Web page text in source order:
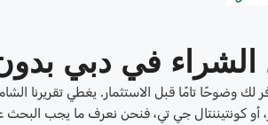
في دبي
لك وضوحًا تامًا قبل الاستثمار. يغطي تقريرنا
أو كونتيننتال جي تي، فنحن نعرف ما يجب